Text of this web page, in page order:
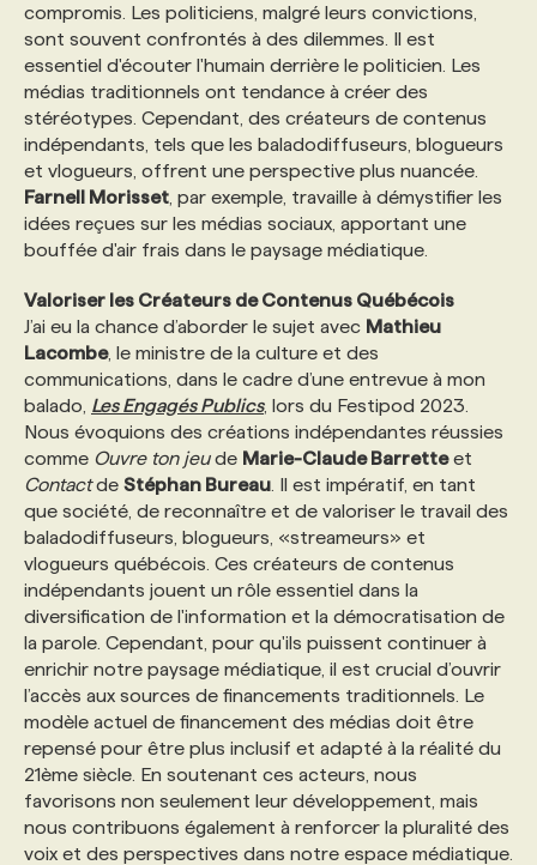
compromis. Les politiciens, malgré leurs convictions,
sont souvent confrontés à des dilemmes. Il est
essentiel d'écouter l'humain derrière le politicien. Les
médias traditionnels ont tendance à créer des
stéréotypes. Cependant, des créateurs de contenus
indépendants, tels que les baladodiffuseurs, blogueurs
et vlogueurs, offrent une perspective plus nuancée.
Farnell Morisset , par exemple, travaille à démystifier les
idées reçues sur les médias sociaux, apportant une
bouffée d'air frais dans le paysage médiatique.
Valoriser les Créateurs de Contenus Québécois
J’ai eu la chance d’aborder le sujet avec Mathieu
Lacombe, le ministre de la culture et des
communications, dans le cadre d’une entrevue à mon
balado, Les Engagés Publics, lors du Festipod 2023.
Nous évoquions des créations indépendantes réussies
comme Ouvre ton jeude Marie-Claude Barretteet
Contactde Stéphan Bureau . Il est impératif, en tant
que société, de reconnaître et de valoriser le travail des
baladodiffuseurs, blogueurs, «streameurs» et
vlogueurs québécois. Ces créateurs de contenus
indépendants jouent un rôle essentiel dans la
diversification de l'information et la démocratisation de
la parole. Cependant, pour qu'ils puissent continuer à
enrichir notre paysage médiatique, il est crucial d’ouvrir
l’accès aux sources de financements traditionnels. Le
modèle actuel de financement des médias doit être
repensé pour être plus inclusif et adapté à la réalité du
21ème siècle. En soutenant ces acteurs, nous
favorisons non seulement leur développement, mais
nous contribuons également à renforcer la pluralité des
voix et des perspectives dans notre espace médiatique.